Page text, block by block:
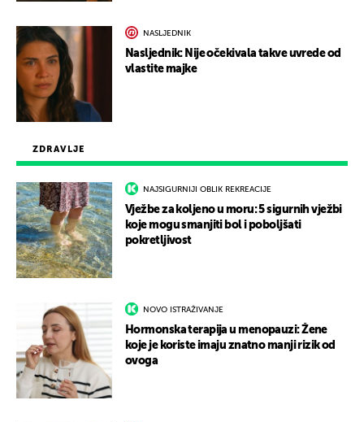
ZDRAVLJE
NAJSIGURNIJI OBLIK REKREACIJE
Vježbe za koljeno u moru: 5 sigurnih vježbi
koje mogu smanjiti bol i poboljšati
pokretljivost
NOVO ISTRAŽIVANJE
Hormonska terapija u menopauzi: Žene
koje je koriste imaju znatno manji rizik od
ovoga
NASLJEDNIK
Nasljednik: Nije očekivala takve uvrede od
vlastite majke